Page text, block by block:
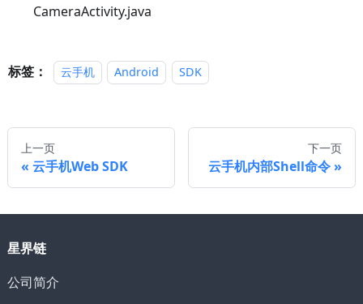
CameraActivity.java
标签： 云手机 Android SDK
上一页
云手机Web SDK
下一页
云手机内部Shell命令
星界链
公司简介